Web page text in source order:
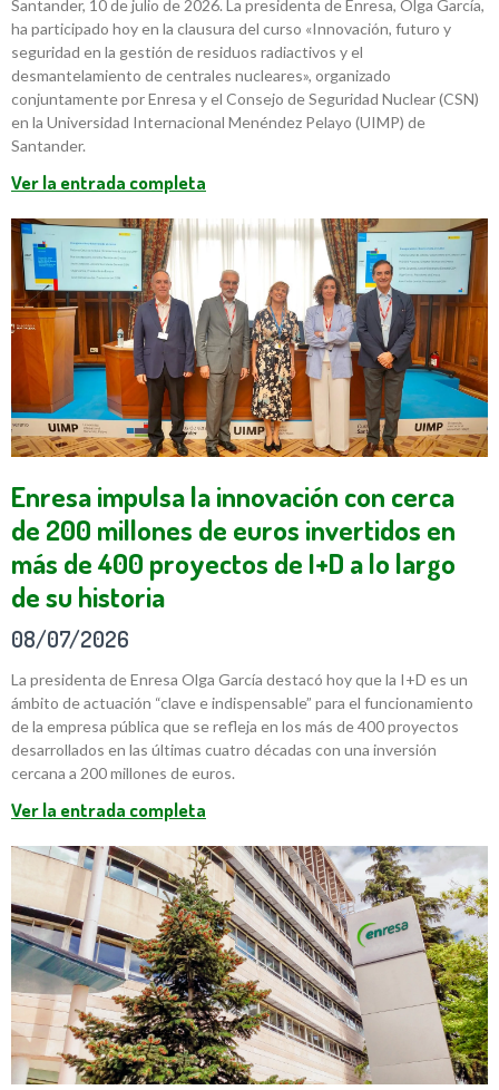
Santander, 10 de julio de 2026. La presidenta de Enresa, Olga García,
ha participado hoy en la clausura del curso «Innovación, futuro y
seguridad en la gestión de residuos radiactivos y el
desmantelamiento de centrales nucleares», organizado
conjuntamente por Enresa y el Consejo de Seguridad Nuclear (CSN)
en la Universidad Internacional Menéndez Pelayo (UIMP) de
Santander.
Ver la entrada completa
Enresa impulsa la innovación con cerca
de 200 millones de euros invertidos en
más de 400 proyectos de I+D a lo largo
de su historia
08/07/2026
La presidenta de Enresa Olga García destacó hoy que la I+D es un
ámbito de actuación “clave e indispensable” para el funcionamiento
de la empresa pública que se refleja en los más de 400 proyectos
desarrollados en las últimas cuatro décadas con una inversión
cercana a 200 millones de euros.
Ver la entrada completa